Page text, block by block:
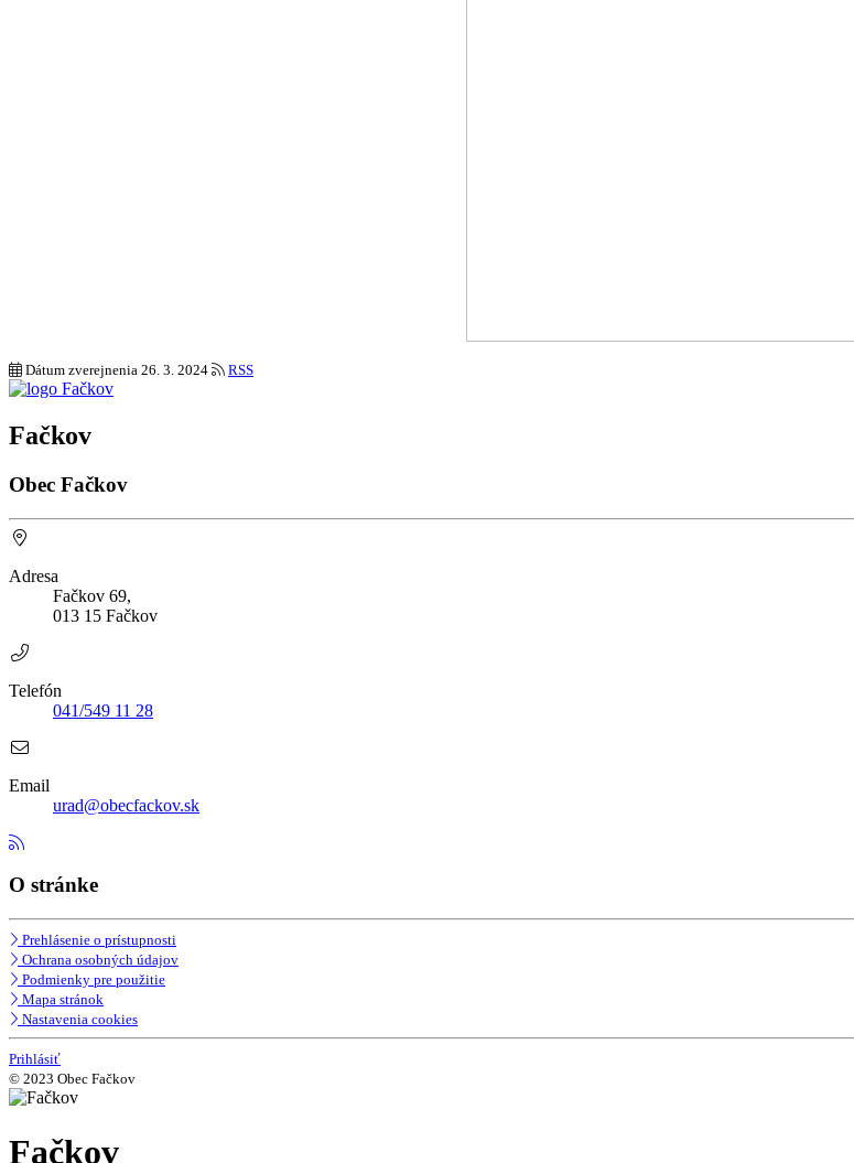
Dátum zverejnenia 26. 3. 2024 RSS
Fačkov
Obec Fačkov
Adresa
Fačkov 69,
013 15 Fačkov
Telefón
041/549 11 28
Email
urad@obecfackov.sk
O stránke
Prehlásenie o prístupnosti
Ochrana osobných údajov
Podmienky pre použitie
Mapa stránok
Nastavenia cookies
Prihlásiť
© 2023 Obec Fačkov
Fačkov